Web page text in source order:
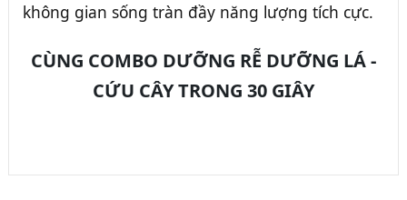
không gian sống tràn đầy năng lượng tích cực.
CÙNG COMBO DƯỠNG RỄ DƯỠNG LÁ -
CỨU CÂY TRONG 30 GIÂY